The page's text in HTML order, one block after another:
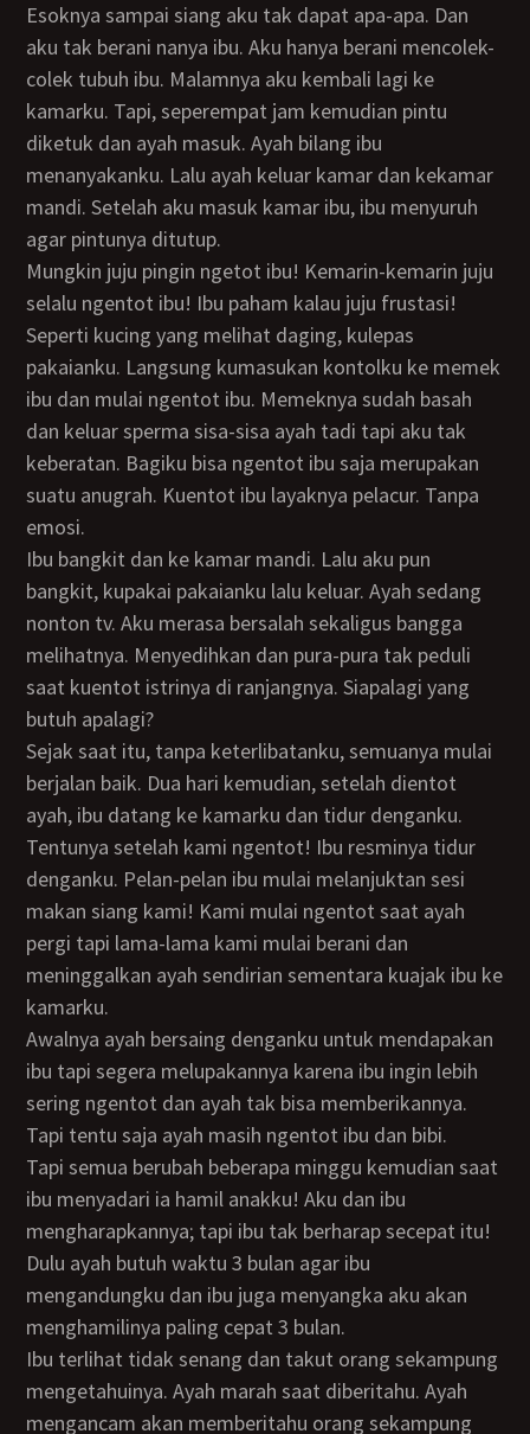
Esoknya sampai siang aku tak dapat apa-apa. Dan
aku tak berani nanya ibu. Aku hanya berani mencolek-
colek tubuh ibu. Malamnya aku kembali lagi ke
kamarku. Tapi, seperempat jam kemudian pintu
diketuk dan ayah masuk. Ayah bilang ibu
menanyakanku. Lalu ayah keluar kamar dan kekamar
mandi. Setelah aku masuk kamar ibu, ibu menyuruh
agar pintunya ditutup.
Mungkin juju pingin ngetot ibu! Kemarin-kemarin juju
selalu ngentot ibu! Ibu paham kalau juju frustasi!
Seperti kucing yang melihat daging, kulepas
pakaianku. Langsung kumasukan kontolku ke memek
ibu dan mulai ngentot ibu. Memeknya sudah basah
dan keluar sperma sisa-sisa ayah tadi tapi aku tak
keberatan. Bagiku bisa ngentot ibu saja merupakan
suatu anugrah. Kuentot ibu layaknya pelacur. Tanpa
emosi.
Ibu bangkit dan ke kamar mandi. Lalu aku pun
bangkit, kupakai pakaianku lalu keluar. Ayah sedang
nonton tv. Aku merasa bersalah sekaligus bangga
melihatnya. Menyedihkan dan pura-pura tak peduli
saat kuentot istrinya di ranjangnya. Siapalagi yang
butuh apalagi?
Sejak saat itu, tanpa keterlibatanku, semuanya mulai
berjalan baik. Dua hari kemudian, setelah dientot
ayah, ibu datang ke kamarku dan tidur denganku.
Tentunya setelah kami ngentot! Ibu resminya tidur
denganku. Pelan-pelan ibu mulai melanjuktan sesi
makan siang kami! Kami mulai ngentot saat ayah
pergi tapi lama-lama kami mulai berani dan
meninggalkan ayah sendirian sementara kuajak ibu ke
kamarku.
Awalnya ayah bersaing denganku untuk mendapakan
ibu tapi segera melupakannya karena ibu ingin lebih
sering ngentot dan ayah tak bisa memberikannya.
Tapi tentu saja ayah masih ngentot ibu dan bibi.
Tapi semua berubah beberapa minggu kemudian saat
ibu menyadari ia hamil anakku! Aku dan ibu
mengharapkannya; tapi ibu tak berharap secepat itu!
Dulu ayah butuh waktu 3 bulan agar ibu
mengandungku dan ibu juga menyangka aku akan
menghamilinya paling cepat 3 bulan.
Ibu terlihat tidak senang dan takut orang sekampung
mengetahuinya. Ayah marah saat diberitahu. Ayah
mengancam akan memberitahu orang sekampung